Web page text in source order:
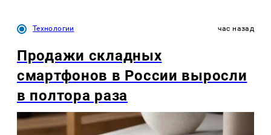
Технологии час назад
Продажи складных
смартфонов в России выросли
в полтора раза